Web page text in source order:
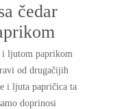
čedar
i ljutom paprikom
od drugačijih
i ljuta papričica ta
doprinosi